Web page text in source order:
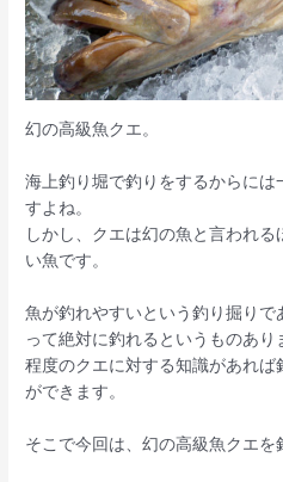
幻の高級魚クエ。
海上釣り堀で釣りをするからに
すよね。
しかし、クエは幻の魚と言われ
い魚です。
魚が釣れやすいという釣り掘りで
って絶対に釣れるというものあ
程度のクエに対する知識があれば
ができます。
そこで今回は、幻の高級魚クエを